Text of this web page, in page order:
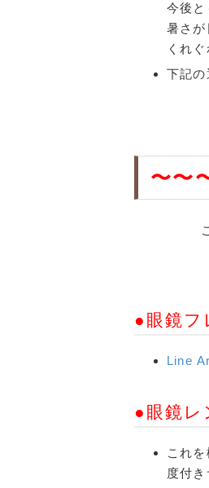
今後と
暑さが
くれ
下記の
〜〜
ごゆっく
スタッ
セール
●眼鏡フ
Line
●眼鏡レ
これ
度付